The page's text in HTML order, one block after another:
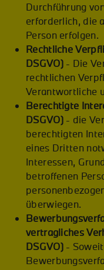
Durchführung
erforderlich, die
Person erfolgen.
Rechtliche
DSGVO) - Die
rechtlichen
Verantwortliche
Berechtigte
DSGVO)- die
berechtigten
eines Dritten
Interessen,
betroffenen
überwiegen.
vertragliches
DSGVO)- Soweit